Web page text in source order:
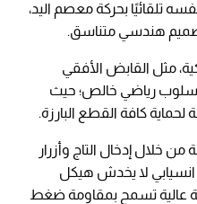
تلقائيًا بحركة معصم اليد،
هندسي متناسق.
مثل القابض الأفقي
بأسلوب رياضي خالص؛ حيث
لحماية كافة القطع البارزة.
خلال إدخال التاج وأزرار
انسيابي لا يخدش هيكل
عالية تسمح بمقاومة ضغط